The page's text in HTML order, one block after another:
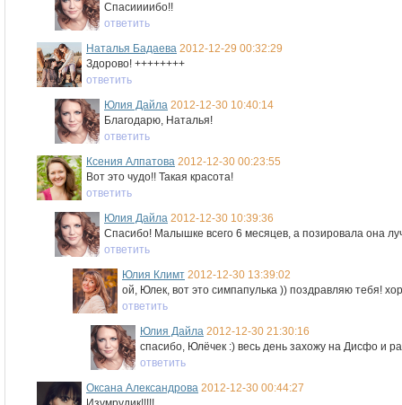
Спасиииибо!!
ответить
Наталья Бадаева 2012-12-29 00:32:29
Здорово! ++++++++
ответить
Юлия Дайла 2012-12-30 10:40:14
Благодарю, Наталья!
ответить
Ксения Алпатова 2012-12-30 00:23:55
Вот это чудо!! Такая красота!
ответить
Юлия Дайла 2012-12-30 10:39:36
Спасибо! Малышке всего 6 месяцев, а позировала она
ответить
Юлия Климт 2012-12-30 13:39:02
ой, Юлек, вот это симпапулька )) поздравляю тебя!
ответить
Юлия Дайла 2012-12-30 21:30:16
спасибо, Юлёчек :) весь день захожу на Дисфо и
ответить
Оксана Александрова 2012-12-30 00:44:27